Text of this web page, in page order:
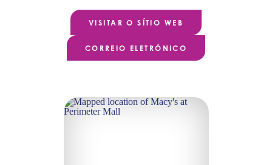
VISITAR O SÍTIO WEB
CORREIO ELETRÓNICO